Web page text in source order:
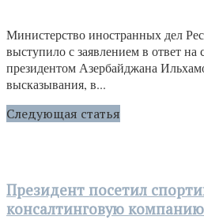
Министерство иностранных дел
выступило с заявлением в ответ на
президентом Азербайджана
высказывания, в...
Следующая статья
Президент посетил
консалтинговую компанию